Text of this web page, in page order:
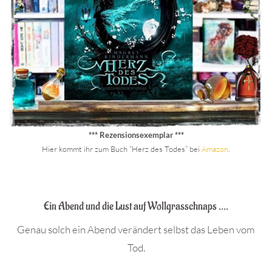
*** Rezensionsexemplar ***
Hier kommt ihr zum Buch “Herz des Todes” bei Amazon
Ein Abend und die Lust auf Wollgrasschnaps ….
Genau solch ein Abend verändert selbst das Leben vom
Tod.